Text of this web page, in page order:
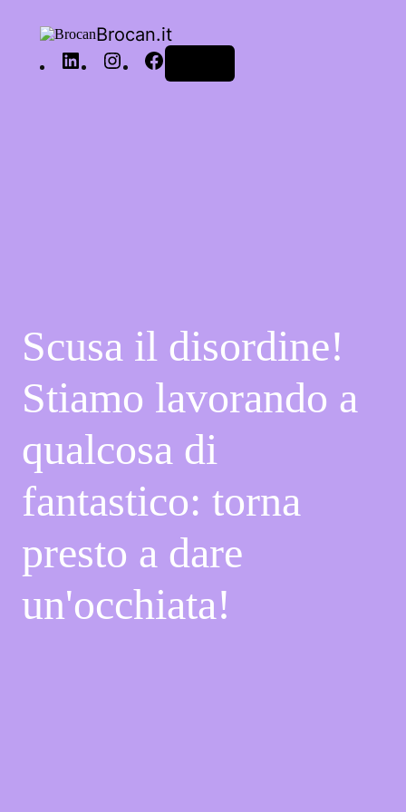
Brocan.it
Scusa il disordine!
Stiamo lavorando a
qualcosa di
fantastico: torna
presto a dare
un'occhiata!